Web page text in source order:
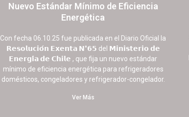
Nuevo Estándar Mínimo de Eficiencia
Energética
Con fecha 06.10.25 fue publicada en el Diario Oficial la
𝗥𝗲𝘀𝗼𝗹𝘂𝗰𝗶𝗼́𝗻 𝗘𝘅𝗲𝗻𝘁𝗮 𝗡°𝟲𝟱 del 𝗠𝗶𝗻𝗶𝘀𝘁𝗲𝗿𝗶𝗼 𝗱𝗲
𝗘𝗻𝗲𝗿𝗴𝗶́𝗮 𝗱𝗲 𝗖𝗵𝗶𝗹𝗲 , que fija un nuevo estándar
mínimo de eficiencia energética para refrigeradores
domésticos, congeladores y refrigerador-congelador.
Ver Más